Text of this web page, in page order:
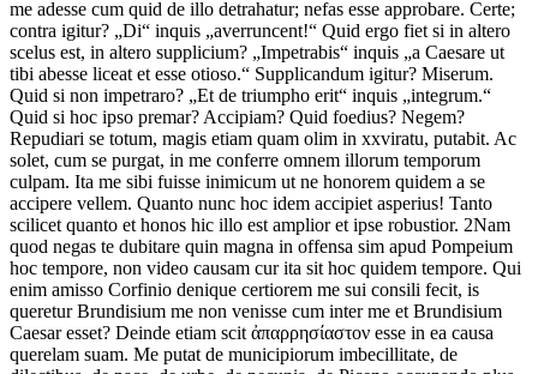
me adesse cum quid de illo detrahatur; nefas esse approbare. Certe;
contra igitur? „Di“ inquis „averruncent!“ Quid ergo fiet si in altero
scelus est, in altero supplicium? „Impetrabis“ inquis „a Caesare ut
tibi abesse liceat et esse otioso.“ Supplicandum igitur? Miserum.
Quid si non impetraro? „Et de triumpho erit“ inquis „integrum.“
Quid si hoc ipso premar? Accipiam? Quid foedius? Negem?
Repudiari se totum, magis etiam quam olim in xxviratu, putabit. Ac
solet, cum se purgat, in me conferre omnem illorum temporum
culpam. Ita me sibi fuisse inimicum ut ne honorem quidem a se
accipere vellem. Quanto nunc hoc idem accipiet asperius! Tanto
scilicet quanto et honos hic illo est amplior et ipse robustior. 2Nam
quod negas te dubitare quin magna in offensa sim apud Pompeium
hoc tempore, non video causam cur ita sit hoc quidem tempore. Qui
enim amisso Corfinio denique certiorem me sui consili fecit, is
queretur Brundisium me non venisse cum inter me et Brundisium
Caesar esset? Deinde etiam scit ἀπαρρησίαστον esse in ea causa
querelam suam. Me putat de municipiorum imbecillitate, de